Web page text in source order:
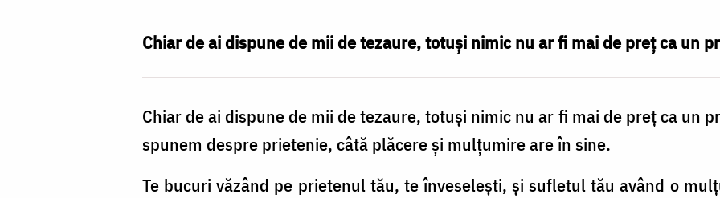
Chiar de ai dispune de mii de tezaure, totuși nimic nu ar fi mai de preț ca un
Chiar de ai dispune de mii de tezaure, totuşi nimic nu ar fi mai de preţ ca un
spunem despre prietenie, câtă plăcere şi mulţumire are în sine.
Te bucuri văzând pe prietenul tău, te înveseleşti, şi sufletul tău având o